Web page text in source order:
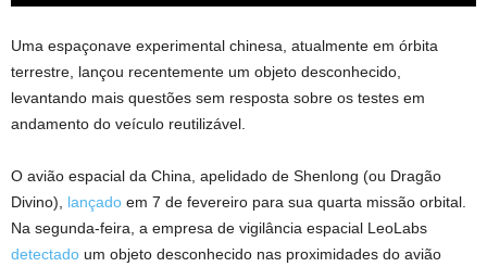
Uma espaçonave experimental chinesa, atualmente em órbita
terrestre, lançou recentemente um objeto desconhecido,
levantando mais questões sem resposta sobre os testes em
andamento do veículo reutilizável.
O avião espacial da China, apelidado de Shenlong (ou Dragão
Divino), lançado em 7 de fevereiro para sua quarta missão orbital.
Na segunda-feira, a empresa de vigilância espacial LeoLabs
detectado um objeto desconhecido nas proximidades do avião